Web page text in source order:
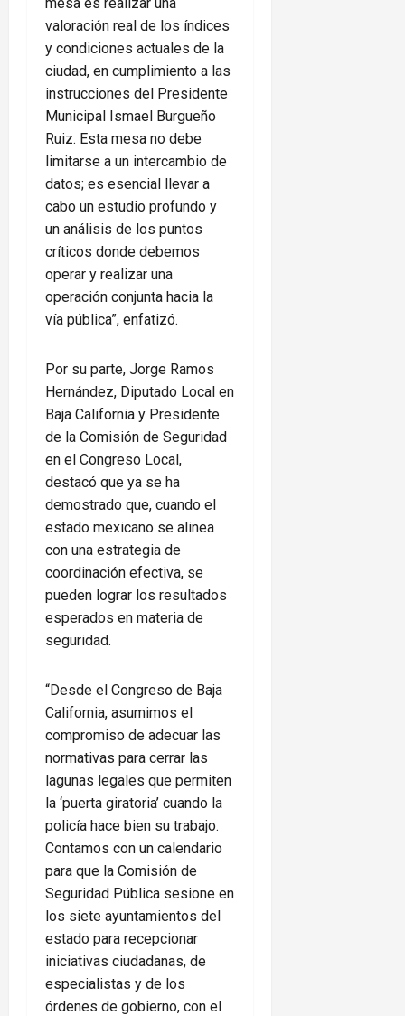
valoración real de los índices
y condiciones actuales de la
ciudad, en cumplimiento a las
instrucciones del Presidente
Municipal Ismael Burgueño
Ruiz. Esta mesa no debe
limitarse a un intercambio de
datos; es esencial llevar a
cabo un estudio profundo y
un análisis de los puntos
críticos donde debemos
operar y realizar una
operación conjunta hacia la
vía pública”, enfatizó.
Por su parte, Jorge Ramos
Hernández, Diputado Local en
Baja California y Presidente
de la Comisión de Seguridad
en el Congreso Local,
destacó que ya se ha
demostrado que, cuando el
estado mexicano se alinea
con una estrategia de
coordinación efectiva, se
pueden lograr los resultados
esperados en materia de
seguridad.
“Desde el Congreso de Baja
California, asumimos el
compromiso de adecuar las
normativas para cerrar las
lagunas legales que permiten
la ‘puerta giratoria’ cuando la
policía hace bien su trabajo.
Contamos con un calendario
para que la Comisión de
Seguridad Pública sesione en
los siete ayuntamientos del
estado para recepcionar
iniciativas ciudadanas, de
especialistas y de los
órdenes de gobierno, con el